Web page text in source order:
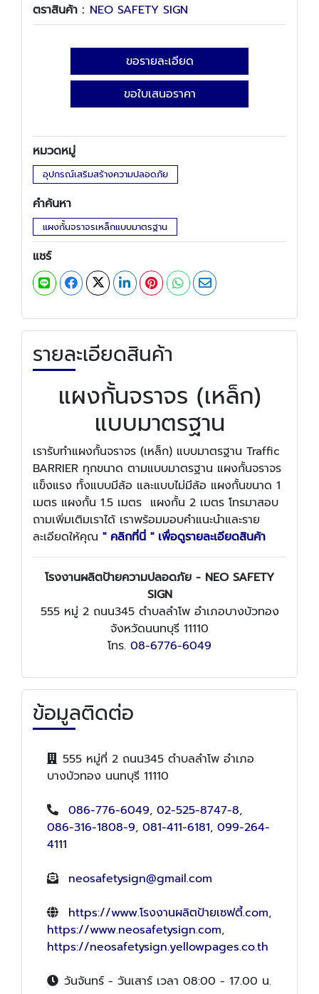
ตราสินค้า : NEO SAFETY SIGN
ขอรายละเอียด
ขอใบเสนอราคา
หมวดหมู่
อุปกรณ์เสริมสร้างความปลอดภัย
คำค้นหา
แผงกั้นจราจรเหล็กแบบมาตรฐาน
แชร์
รายละเอียดสินค้า
แผงกั้นจราจร (เหล็ก)
แบบมาตรฐาน
เรารับทำแผงกั้นจราจร (เหล็ก) แบบมาตรฐาน Traffic
BARRIER ทุกขนาด ตามแบบมาตรฐาน แผงกั้นจราจร
แข็งแรง ทั้งแบบมีล้อ และแบบไม่มีล้อ แผงกั้นขนาด 1
เมตร แผงกั้น 1.5 เมตร แผงกั้น 2 เมตร โทรมาสอบ
ถามเพิ่มเติมเราได้ เราพร้อมมอบคำแนะนำและราย
ละเอียดให้คุณ " คลิกที่นี่ " เพื่อดูรายละเอียดสินค้า
โรงงานผลิตป้ายความปลอดภัย - NEO SAFETY
SIGN
555 หมู่ 2 ถนน345 ตำบลลำโพ อำเภอบางบัวทอง
จังหวัดนนทบุรี 11110
โทร. 08-6776-6049
ข้อมูลติดต่อ
555 หมู่ที่ 2 ถนน345 ตำบลลำโพ อำเภอ
บางบัวทอง นนทบุรี 11110
086-776-6049, 02-525-8747-8,
086-316-1808-9, 081-411-6181, 099-264-
4111
neosafetysign@gmail.com
https://www.โรงงานผลิตป้ายเซฟตี้.com,
https://www.neosafetysign.com,
https://neosafetysign.yellowpages.co.th
วันจันทร์ - วันเสาร์ เวลา 08:00 - 17.00 น.